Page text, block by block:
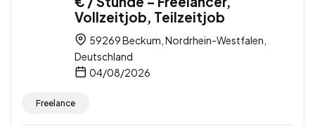
Vollzeitjob, Teilzeitjob
59269 Beckum, Nordrhein-Westfalen,
Deutschland
04/08/2026
Freelance